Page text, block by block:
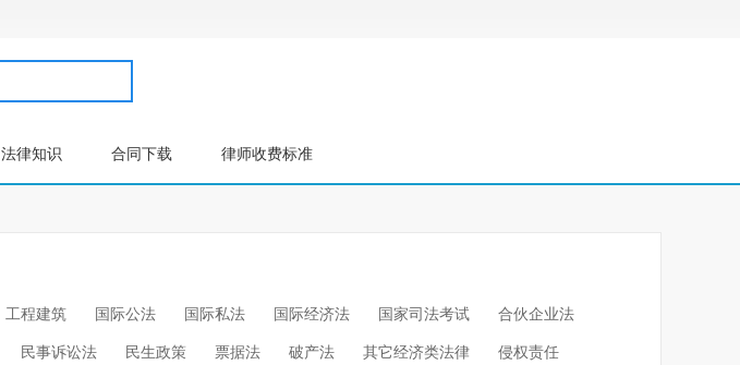
法律知识 合同下载 律师收费标准
工程建筑 国际公法 国际私法 国际经济法 国家司法考试 合伙企业法
民事诉讼法 民生政策 票据法 破产法 其它经济类法律 侵权责任